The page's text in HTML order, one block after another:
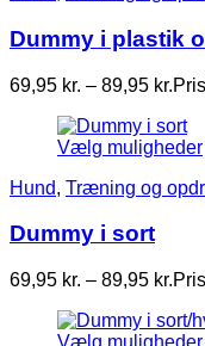
Dummy i plastik
69,95 kr. – 89,95 kr.
Vælg muligheder
Hund, Træning og
Dummy i sort
69,95 kr. – 89,95 kr.